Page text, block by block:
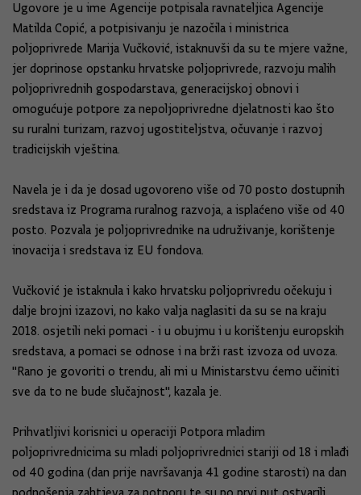
Ugovore je u ime Agencije potpisala ravnateljica Agencije
Matilda Copić, a potpisivanju je nazočila i ministrica
poljoprivrede Marija Vučković, istaknuvši da su te mjere važne,
jer doprinose opstanku hrvatske poljoprivrede, razvoju malih
poljoprivrednih gospodarstava, generacijskoj obnovi i
omogućuje potpore za nepoljoprivredne djelatnosti kao što
su ruralni turizam, razvoj ugostiteljstva, očuvanje i razvoj
tradicijskih vještina.
Navela je i da je dosad ugovoreno više od 70 posto dostupnih
sredstava iz Programa ruralnog razvoja, a isplaćeno više od 40
posto. Pozvala je poljoprivrednike na udruživanje, korištenje
inovacija i sredstava iz EU fondova.
Vučković je istaknula i kako hrvatsku poljoprivredu očekuju i
dalje brojni izazovi, no kako valja naglasiti da su se na kraju
2018. osjetili neki pomaci - i u obujmu i u korištenju europskih
sredstava, a pomaci se odnose i na brži rast izvoza od uvoza.
"Rano je govoriti o trendu, ali mi u Ministarstvu ćemo učiniti
sve da to ne bude slučajnost", kazala je.
Prihvatljivi korisnici u operaciji Potpora mladim
poljoprivrednicima su mladi poljoprivrednici stariji od 18 i mlađi
od 40 godina (dan prije navršavanja 41 godine starosti) na dan